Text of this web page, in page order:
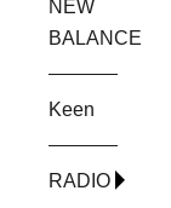
NEW
BALANCE
Keen
RADIO